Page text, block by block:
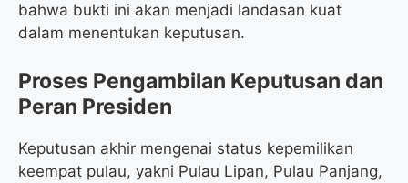
bahwa bukti ini akan menjadi landasan kuat
dalam menentukan keputusan.
Proses Pengambilan Keputusan dan
Peran Presiden
Keputusan akhir mengenai status kepemilikan
keempat pulau, yakni Pulau Lipan, Pulau Panjang,